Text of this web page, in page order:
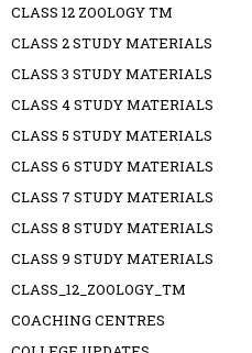
CLASS 12 ZOOLOGY TM
CLASS 2 STUDY MATERIALS
CLASS 3 STUDY MATERIALS
CLASS 4 STUDY MATERIALS
CLASS 5 STUDY MATERIALS
CLASS 6 STUDY MATERIALS
CLASS 7 STUDY MATERIALS
CLASS 8 STUDY MATERIALS
CLASS 9 STUDY MATERIALS
CLASS_12_ZOOLOGY_TM
COACHING CENTRES